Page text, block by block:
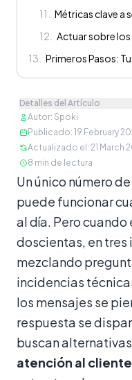
11
Métricas clave a
12
Actuar sobre
13
Primeros Pasos:
Detalles del Artículo
Autor: Spoki
Publicado: 19 February
Actualizado el : 21 March
8 min de lectura
Contenido
Un único número
puede funcionar
al día. Pero cuando
doscientas, en
mezclando
incidencias
los mensajes se
respuesta se
buscan
atención al